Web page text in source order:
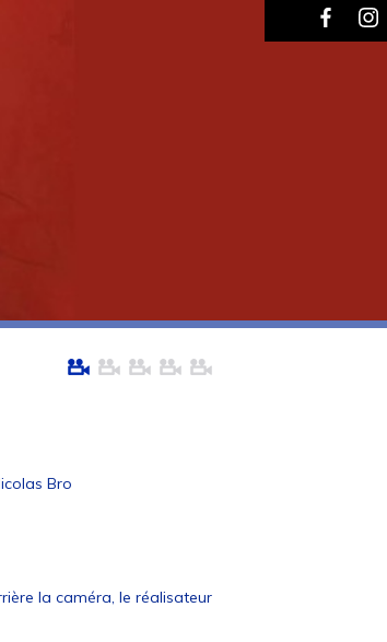
Bro
la caméra, le réalisateur